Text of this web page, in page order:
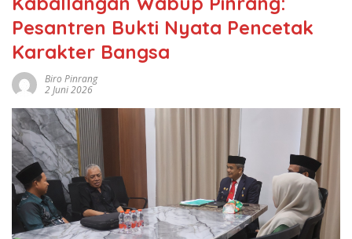
Pesantren Bukti Nyata Pencetak
Karakter Bangsa
Biro Pinrang
2 Juni 2026